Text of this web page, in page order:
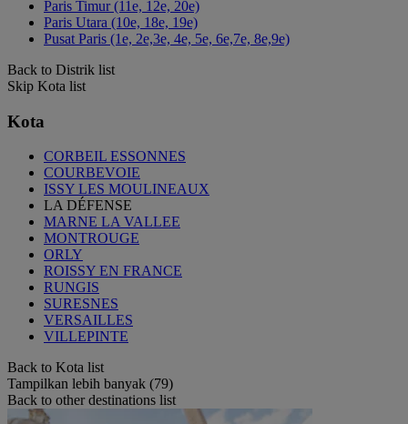
Paris Timur (11e, 12e, 20e)
Paris Utara (10e, 18e, 19e)
Pusat Paris (1e, 2e,3e, 4e, 5e, 6e,7e, 8e,9e)
Back to Distrik list
Skip Kota list
Kota
CORBEIL ESSONNES
COURBEVOIE
ISSY LES MOULINEAUX
LA DÉFENSE
MARNE LA VALLEE
MONTROUGE
ORLY
ROISSY EN FRANCE
RUNGIS
SURESNES
VERSAILLES
VILLEPINTE
Back to Kota list
Tampilkan lebih banyak (79)
Back to other destinations list